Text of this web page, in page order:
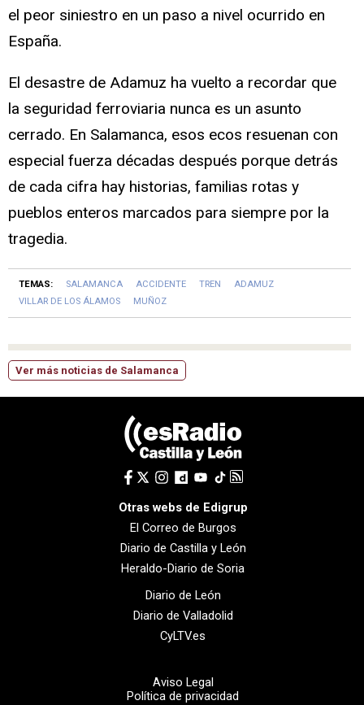
el peor siniestro en un paso a nivel ocurrido en
España.
El desastre de Adamuz ha vuelto a recordar que
la seguridad ferroviaria nunca es un asunto
cerrado. En Salamanca, esos ecos resuenan con
especial fuerza décadas después porque detrás
de cada cifra hay historias, familias rotas y
pueblos enteros marcados para siempre por la
tragedia.
TEMAS: SALAMANCA ACCIDENTE TREN
ADAMUZ
VILLAR DE LOS ÁLAMOS
MUÑOZ
Ver más noticias de Salamanca
Otras webs de Edigrup
El Correo de Burgos
Diario de Castilla y León
Heraldo-Diario de Soria
Diario de León
Diario de Valladolid
CyLTV.es
Aviso Legal
Política de privacidad